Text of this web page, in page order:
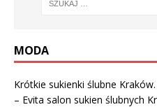
MODA
Krótkie sukienki ślubne
– Evita salon sukien ślubnych